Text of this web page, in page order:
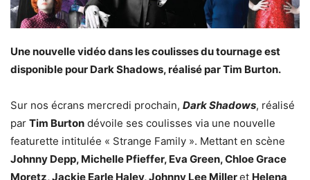
Une nouvelle vidéo dans les coulisses du tournage est
disponible pour Dark Shadows, réalisé par Tim Burton.
Sur nos écrans mercredi prochain, Dark Shadows, réalisé
par Tim Burton dévoile ses coulisses via une nouvelle
featurette intitulée « Strange Family ». Mettant en scène
Johnny Depp, Michelle Pfieffer, Eva Green, Chloe Grace
Moretz, Jackie Earle Haley, Johnny Lee Milleret Helena